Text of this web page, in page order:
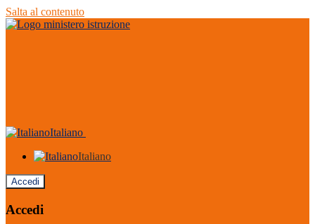
Salta al contenuto
Italiano
Italiano
Accedi
Accedi